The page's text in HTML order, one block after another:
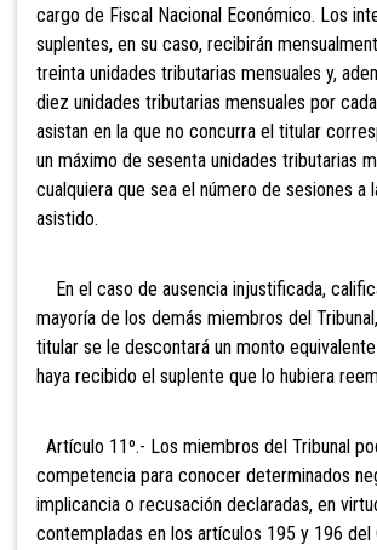
cargo de Fiscal Nacional Económico. Los
suplentes, en su caso, recibirán
treinta unidades tributarias mensuales y,
diez unidades tributarias mensuales por
asistan en la que no concurra el titular
un máximo de sesenta unidades tributarias
cualquiera que sea el número de sesiones a
asistido.
En el caso de ausencia injustificada,
mayoría de los demás miembros del
titular se le descontará un monto
haya recibido el suplente que lo hubiera
Artículo 11º.- Los miembros del Tribunal
competencia para conocer determinados
implicancia o recusación declaradas, en
contempladas en los artículos 195 y 196 del